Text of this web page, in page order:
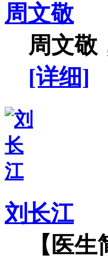
周文敬
周文敬
[详细]
刘长江
【医